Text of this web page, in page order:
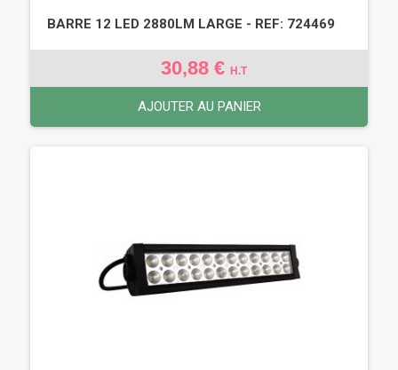
BARRE 12 LED 2880LM LARGE - REF: 724469
30,88 € H.T
AJOUTER AU PANIER